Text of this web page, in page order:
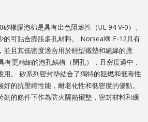
橡膠泡棉是具有出色阻燃性（UL 94 V-0）、
的可貼合膨脹多孔材料。 Norseal® F-12具有
並且其低密度適合用於輕型襯墊和絕緣的應
更精細的泡孔結構（閉孔），且密度適中，
用。 矽系列密封墊結合了獨特的阻燃和低毒性
的抗壓縮性能，耐老化性和低密度的優點。
刻的條件下作為防火隔熱襯墊，密封材料和緩